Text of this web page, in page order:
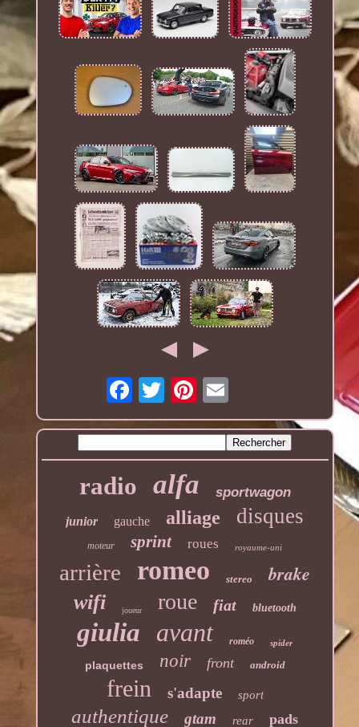
radio alfa sportwagon
junior gauche alliage disques
moteur sprint roues royaume-uni
arrière romeo stereo brake
wifi joueur roue fiat bluetooth
giulia avant roméo spider
plaquettes noir front android
frein s'adapte sport
authentique gtam rear pads